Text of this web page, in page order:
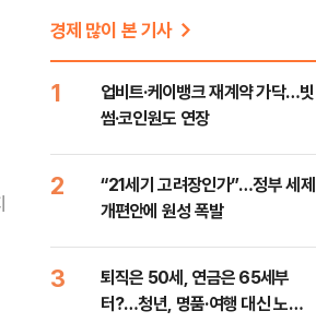
경제 많이 본 기사
1
업비트·케이뱅크 재계약 가닥…빗
썸·코인원도 연장
2
“21세기 고려장인가”…정부 세제
개편안에 원성 폭발
3
퇴직은 50세, 연금은 65세부
터?…청년, 명품·여행 대신 노후